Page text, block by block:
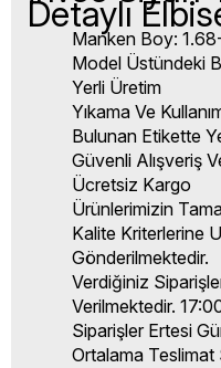
Detaylı
Manken Boy:
Model Üstündeki
Yerli Üretim
Yıkama Ve
Bulunan Etikette
Güvenli Alışveriş
Ücretsiz Kargo
Ürünlerimizin
Kalite Kriterlerine
Gönderilmektedir.
Verdiğiniz
Verilmektedir.
Siparişler Ertesi
Ortalama Teslimat